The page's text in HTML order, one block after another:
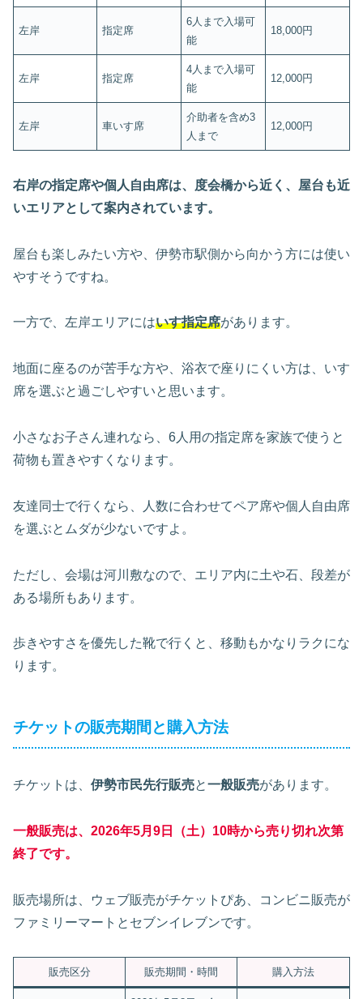
左岸 指定席
6人まで入場可
能
18,000円
左岸 指定席
4人まで入場可
能
12,000円
左岸 車いす席
介助者を含め3
人まで
12,000円
右岸の指定席や個人自由席は、度会橋から近く、屋台も近
いエリアとして案内されています。
屋台も楽しみたい方や、伊勢市駅側から向かう方には使い
やすそうですね。
一方で、左岸エリアにはいす指定席があります。
地面に座るのが苦手な方や、浴衣で座りにくい方は、いす
席を選ぶと過ごしやすいと思います。
小さなお子さん連れなら、6人用の指定席を家族で使うと
荷物も置きやすくなります。
友達同士で行くなら、人数に合わせてペア席や個人自由席
を選ぶとムダが少ないですよ。
ただし、会場は河川敷なので、エリア内に土や石、段差が
ある場所もあります。
歩きやすさを優先した靴で行くと、移動もかなりラクにな
ります。
チケットの販売期間と購入方法
チケットは、 伊勢市民先行販売と一般販売があります。
一般販売は、2026年5月9日（土）10時から売り切れ次第
終了です。
販売場所は、ウェブ販売がチケットぴあ、コンビニ販売が
ファミリーマートとセブンイレブンです。
販売区分 販売期間・時間 購入方法